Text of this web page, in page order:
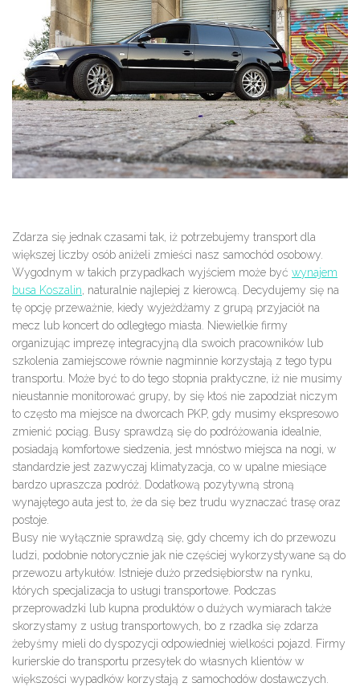
Zdarza się jednak czasami tak, iż potrzebujemy transport dla
większej liczby osób aniżeli zmieści nasz samochód osobowy.
Wygodnym w takich przypadkach wyjściem może być wynajem
busa Koszalin, naturalnie najlepiej z kierowcą. Decydujemy się na
tę opcję przeważnie, kiedy wyjeżdżamy z grupą przyjaciół na
mecz lub koncert do odległego miasta. Niewielkie firmy
organizując imprezę integracyjną dla swoich pracowników lub
szkolenia zamiejscowe równie nagminnie korzystają z tego typu
transportu. Może być to do tego stopnia praktyczne, iż nie musimy
nieustannie monitorować grupy, by się ktoś nie zapodział niczym
to często ma miejsce na dworcach PKP, gdy musimy ekspresowo
zmienić pociąg. Busy sprawdzą się do podróżowania idealnie,
posiadają komfortowe siedzenia, jest mnóstwo miejsca na nogi, w
standardzie jest zazwyczaj klimatyzacja, co w upalne miesiące
bardzo upraszcza podróż. Dodatkową pozytywną stroną
wynajętego auta jest to, że da się bez trudu wyznaczać trasę oraz
postoje.
Busy nie wyłącznie sprawdzą się, gdy chcemy ich do przewozu
ludzi, podobnie notorycznie jak nie częściej wykorzystywane są do
przewozu artykułów. Istnieje dużo przedsiębiorstw na rynku,
których specjalizacja to usługi transportowe. Podczas
przeprowadzki lub kupna produktów o dużych wymiarach także
skorzystamy z usług transportowych, bo z rzadka się zdarza
żebyśmy mieli do dyspozycji odpowiedniej wielkości pojazd. Firmy
kurierskie do transportu przesyłek do własnych klientów w
większości wypadków korzystają z samochodów dostawczych.